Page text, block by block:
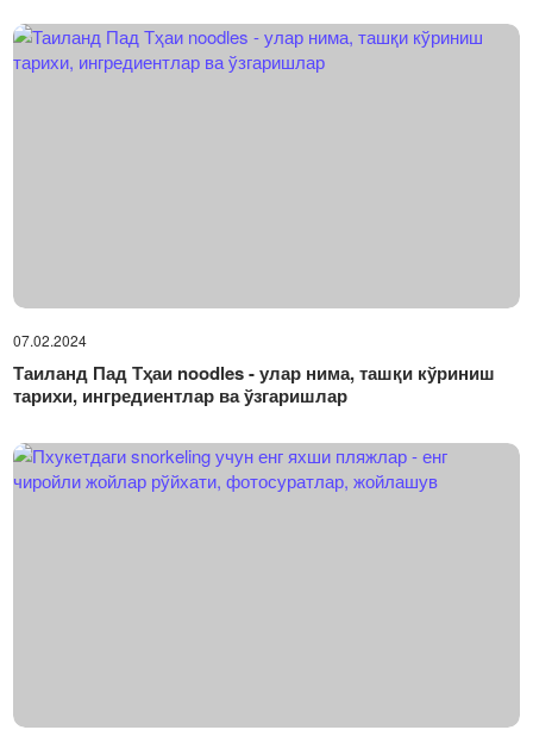
07.02.2024
Таиланд Пад Тҳаи noodles - улар нима, ташқи кўриниш
тарихи, ингредиентлар ва ўзгаришлар